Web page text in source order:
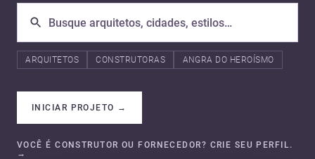
ARQUITETOS CONSTRUTORAS ANGRA DO HEROÍSMO
INICIAR PROJETO →
VOCÊ É CONSTRUTOR OU FORNECEDOR? CRIE SEU PERFIL.
→